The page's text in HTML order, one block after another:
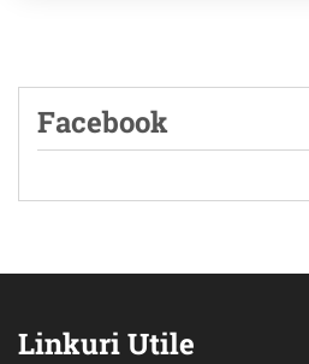
Facebook
Linkuri Utile